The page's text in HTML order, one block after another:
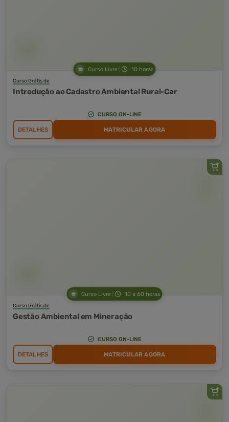
Curso Livre 10 horas
Curso Grátis de
Introdução ao Cadastro Ambiental Rural-Car
CURSO ON-LINE
DETALHES MATRICULAR AGORA
Curso Livre 10 a 60 horas
Curso Grátis de
Gestão Ambiental em Mineração
CURSO ON-LINE
DETALHES MATRICULAR AGORA